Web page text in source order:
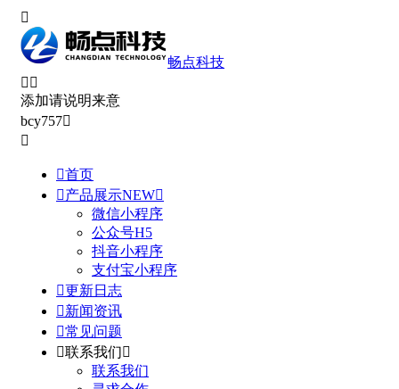

畅点科技
 
添加请说明来意
bcy757

首页
产品展示NEW
微信小程序
公众号H5
抖音小程序
支付宝小程序
更新日志
新闻资讯
常见问题
联系我们
联系我们